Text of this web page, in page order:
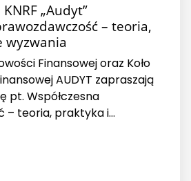
„Audyt”
– teoria,
wyzwania
Finansowej oraz Koło
AUDYT zapraszają
pt. Współczesna
– teoria, praktyka i…